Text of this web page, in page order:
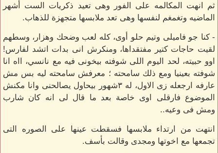
ثم انهت المكالمه على الفور وهى تعيد ذكريات الست أشهر
الماضيه وتغمغم لنفسها وهى تعد ملابسها متجهزة للذهاب.
- كنا جو فاميلى وتيم حلو أوى، كله لعب وضحك وهزار، وسطهم
لقيت حاجات كتير مفتقداها، ومنكرش انى بدات اتشد لفارس!
اوو حبيته، لحد اليوم اللى شوفته بيخونى فيه مع نانسي، ااه انا
شوفته بعينيا ومع ذلك سامحته ؛ معرفش سامحته ليه بس مش
عارفه ارجعله زى الاول، له ٣شهور بيحاول يصالحنى وانا مكنش
الموضوع فارقلى اوى خاصة بعد ما قال لى انه كان شارب
ومش فى وعيه..
انتهت من ارتداء ملابسها فسقطت عينها على الصوره التى
تجمعها مع اخوتها ومجدى وقالت بأسف.